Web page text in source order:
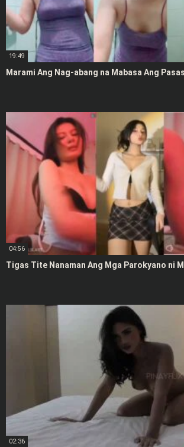
19:49
Marami Ang Nag-abang na Mabasa Ang
04:56
Tigas Tite Nanaman Ang Mga Parokyano ni
02:36